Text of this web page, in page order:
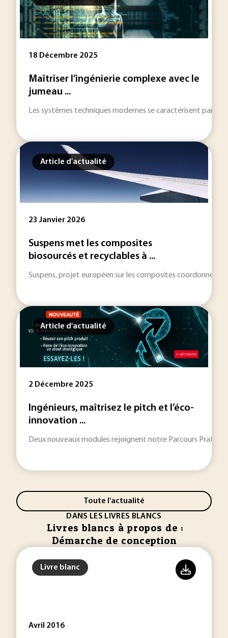
18 Décembre 2025
Maîtriser l’ingénierie complexe avec le
jumeau ...
Les systèmes techniques modernes se caractérisent par
Article d'actualité
23 Janvier 2026
Suspens met les composites
biosourcés et recyclables à ...
Suspens, projet européen sur les composites coordonné
Article d'actualité
2 Décembre 2025
Ingénieurs, maîtrisez le pitch et l’éco-
innovation ...
Deux nouveaux modules rejoignent notre Parcours
Toute l'actualité
DANS LES LIVRES BLANCS
Livres blancs à propos de :
Démarche de conception
Livre blanc
Avril 2016